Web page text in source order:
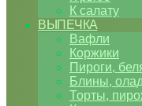
К салату
ВЫПЕЧКА
Вафли
Коржики
Пироги,
Блины,
Торты,